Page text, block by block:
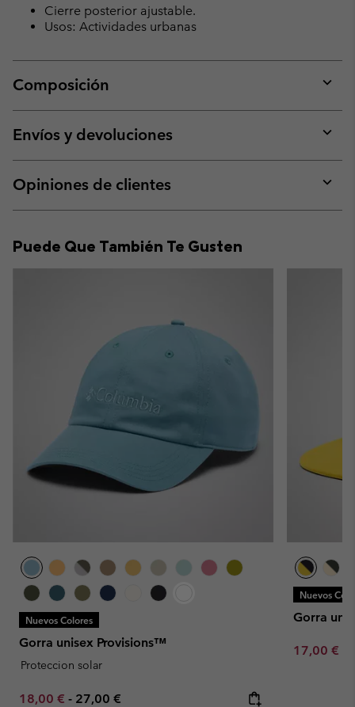
Cierre posterior ajustable.
Usos: Actividades urbanas
Composición
or
Envíos y devoluciones
or
Opiniones de clientes
or
Puede Que También Te Gusten
Nuevos Colores
Gorra unisex Provisions™
Proteccion solar
Minimum sale price:
18,00 € - Maximum price:
27,00 €
Nuevos
Gorra
Minimum
17,00 €